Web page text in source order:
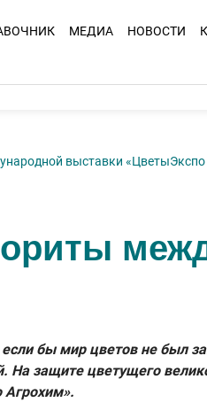
МЕДИА НОВОСТИ
выставки «ЦветыЭкспо
бы мир цветов не был
На защите цветущего
Агрохим».